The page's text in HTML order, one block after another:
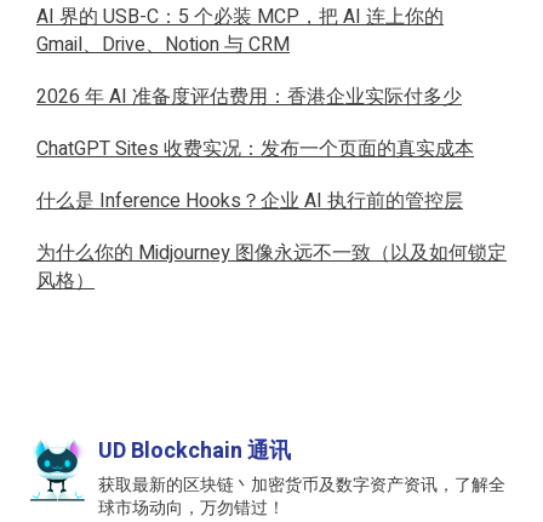
AI 界的 USB-C：5 个必装 MCP，把 AI 连上你的
Gmail、Drive、Notion 与 CRM
2026 年 AI 准备度评估费用：香港企业实际付多少
ChatGPT Sites 收费实况：发布一个页面的真实成本
什么是 Inference Hooks？企业 AI 执行前的管控层
为什么你的 Midjourney 图像永远不一致（以及如何锁定
风格）
UD Blockchain 通讯
获取最新的区块链丶加密货币及数字资产资讯，了解全
球市场动向，万勿错过！